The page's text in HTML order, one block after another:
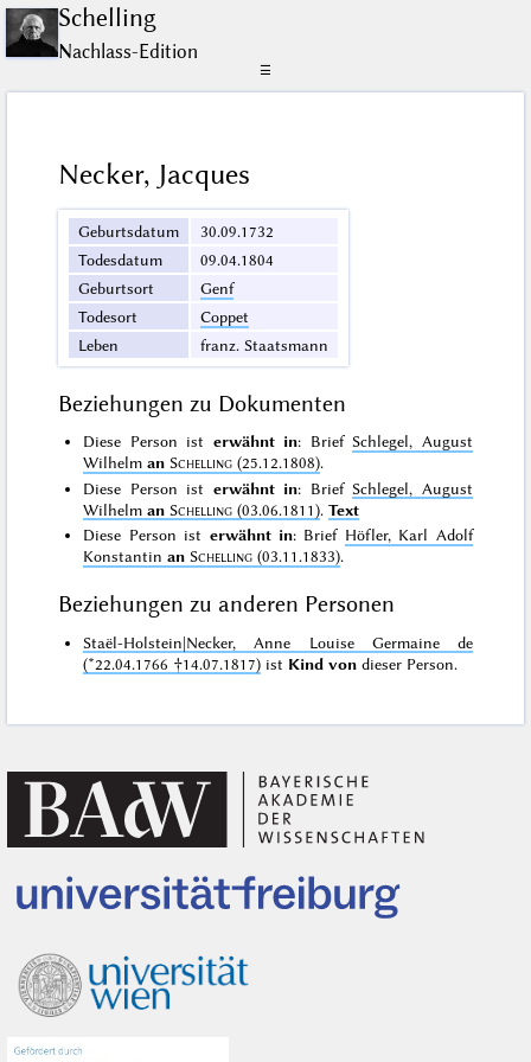
Schelling
Nachlass-Edition
☰
Necker, Jacques
Geburtsdatum
30.09.1732
Todesdatum
09.04.1804
Geburtsort
Genf
Todesort
Coppet
Leben
franz. Staatsmann
Beziehungen zu Dokumenten
Diese Person ist erwähnt in: BriefSchlegel, August
Wilhelman Schelling (25.12.1808).
Diese Person ist erwähnt in: Brief Schlegel, August
Wilhelman Schelling (03.06.1811).Text
Diese Person ist erwähnt in: Brief Höfler, Karl Adolf
Konstantinan Schelling (03.11.1833).
Beziehungen zu anderen Personen
Staël-Holstein|Necker, Anne Louise Germaine de
(*22.04.1766 †14.07.1817) ist Kind von dieser Person.